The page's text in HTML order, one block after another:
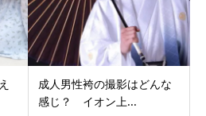
成人男性袴の撮影はどんな
感じ？ イオン上...